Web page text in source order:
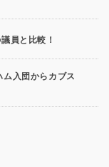
員と比較！
入団からカブス